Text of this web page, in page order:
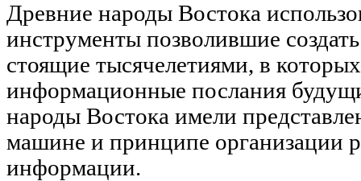
Древние народы Востока
инструменты позволившие
стоящие тысячелетиями, в
информационные послания
народы Востока имели
машине и принципе организации
информации.